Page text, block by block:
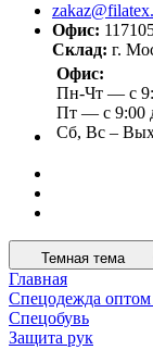
Офис:
Склад: г.
Офис:
Пн-Чт — с
Пт — с 9:00
Сб, Вс –
Темная тема
Главная
Спецодежда оптом
Спецобувь
Защита рук